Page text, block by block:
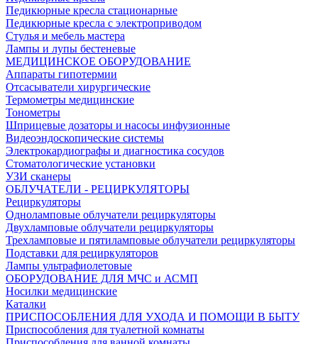
Педикюрные кресла стационарные
Педикюрные кресла с электроприводом
Стулья и мебель мастера
Лампы и лупы бестеневые
МЕДИЦИНСКОЕ ОБОРУДОВАНИЕ
Аппараты гипотермии
Отсасыватели хирургические
Термометры медицинские
Тонометры
Шприцевые дозаторы и насосы инфузионные
Видеоэндоскопические системы
Электрокардиографы и диагностика сосудов
Стоматологические установки
УЗИ сканеры
ОБЛУЧАТЕЛИ - РЕЦИРКУЛЯТОРЫ
Рециркуляторы
Одноламповые облучатели рециркуляторы
Двухламповые облучатели рециркуляторы
Трехламповые и пятиламповые облучатели рециркуляторы
Подставки для рециркуляторов
Лампы ультрафиолетовые
ОБОРУДОВАНИЕ ДЛЯ МЧС и АСМП
Носилки медицинские
Каталки
ПРИСПОСОБЛЕНИЯ ДЛЯ УХОДА И ПОМОЩИ В БЫТУ
Приспособления для туалетной комнаты